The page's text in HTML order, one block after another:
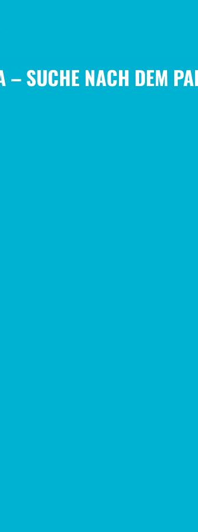
– SUCHE NACH DEM